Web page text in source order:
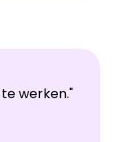
werken."